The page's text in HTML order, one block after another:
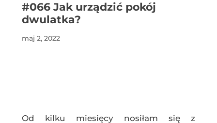
#066 Jak urządzić pokój
dwulatka?
maj 2, 2022
Od kilku miesięcy nosiłam się z